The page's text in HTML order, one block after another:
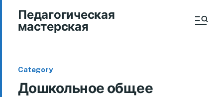
Педагогическая
мастерская
Category
Дошкольное общее